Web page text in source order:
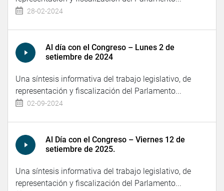
28-02-2024
Al día con el Congreso – Lunes 2 de
setiembre de 2024
Una síntesis informativa del trabajo legislativo, de
representación y fiscalización del Parlamento...
02-09-2024
Al Día con el Congreso – Viernes 12 de
setiembre de 2025.
Una síntesis informativa del trabajo legislativo, de
representación y fiscalización del Parlamento...